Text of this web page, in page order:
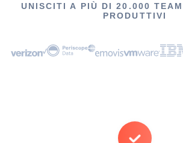
UNISCITI A PIÙ DI 20.000
PRODUTTIVI